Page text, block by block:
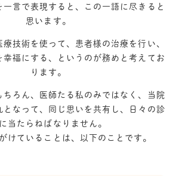
一言で表現すると、この一語に尽きると
思います。
技術を使って、患者様の治療を行い、
福にする、というのが務めと考えてお
ります。
ちろん、医師たる私のみではなく、当院
なって、 同じ思いを共有し、日々の診
当たらねばなりません。
けていることは、以下のことです。